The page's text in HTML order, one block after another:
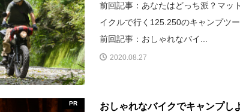
前回記事：あなたはどっち派？マッ
イクルで行く125.250のキャンプツ
前回記事：おしゃれなバイ...
2020.08.27
PR
おしゃれなバイクでキャンプし